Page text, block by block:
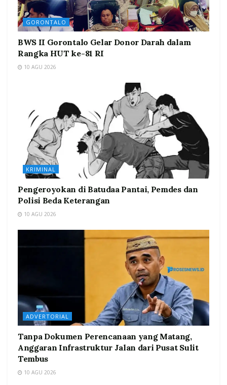
GORONTALO
BWS II Gorontalo Gelar Donor Darah dalam
Rangka HUT ke-81 RI
10 AGU 2026
KRIMINAL
Pengeroyokan di Batudaa Pantai, Pemdes dan
Polisi Beda Keterangan
10 AGU 2026
ADVERTORIAL
Tanpa Dokumen Perencanaan yang Matang,
Anggaran Infrastruktur Jalan dari Pusat Sulit
Tembus
10 AGU 2026